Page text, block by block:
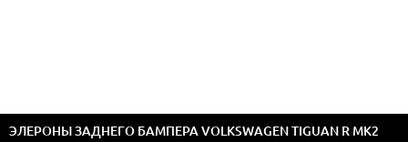
ЭЛЕРОНЫ ЗАДНЕГО БАМПЕРА VOLKSWAGEN TIGUAN R MK2